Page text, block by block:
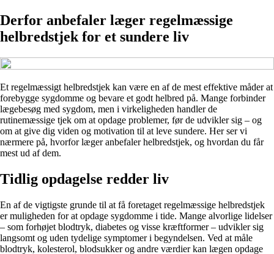
Derfor anbefaler læger regelmæssige
helbredstjek for et sundere liv
Et regelmæssigt helbredstjek kan være en af de mest effektive måder at
forebygge sygdomme og bevare et godt helbred på. Mange forbinder
lægebesøg med sygdom, men i virkeligheden handler de
rutinemæssige tjek om at opdage problemer, før de udvikler sig – og
om at give dig viden og motivation til at leve sundere. Her ser vi
nærmere på, hvorfor læger anbefaler helbredstjek, og hvordan du får
mest ud af dem.
Tidlig opdagelse redder liv
En af de vigtigste grunde til at få foretaget regelmæssige helbredstjek
er muligheden for at opdage sygdomme i tide. Mange alvorlige lidelser
– som forhøjet blodtryk, diabetes og visse kræftformer – udvikler sig
langsomt og uden tydelige symptomer i begyndelsen. Ved at måle
blodtryk, kolesterol, blodsukker og andre værdier kan lægen opdage